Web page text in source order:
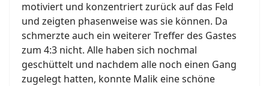
motiviert und konzentriert zurück auf das Feld
und zeigten phasenweise was sie können. Da
schmerzte auch ein weiterer Treffer des Gastes
zum 4:3 nicht. Alle haben sich nochmal
geschüttelt und nachdem alle noch einen Gang
zugelegt hatten, konnte Malik eine schöne